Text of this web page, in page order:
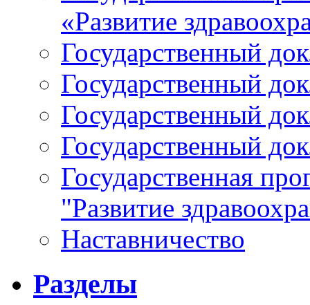
«Развитие
Государственный
Государственный
Государственный
Государственный
Государственная
"Развитие
Наставничество
Разделы